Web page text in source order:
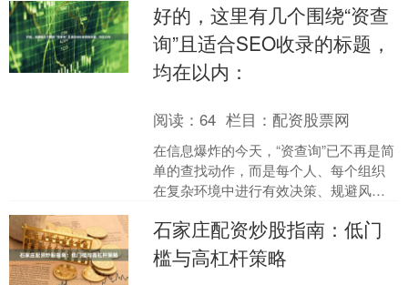
风险。本文将系统梳理....
好的，这里有几个围绕“资查
询”且适合SEO收录的标题，
均在以内：
阅读：64 栏目：配资股票网
在信息爆炸的今天，“资查询”已不再是简
单的查找动作，而是每个人、每个组织
在复杂环境中进行有效决策、规避风
于个人职业发展、企业商....
石家庄配资炒股指南：低门
槛与高杠杆策略